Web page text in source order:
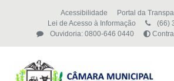
Acessibilidade
Portal da
Lei de Acesso à Informação
(66)
Ouvidoria: 0800-646 0440